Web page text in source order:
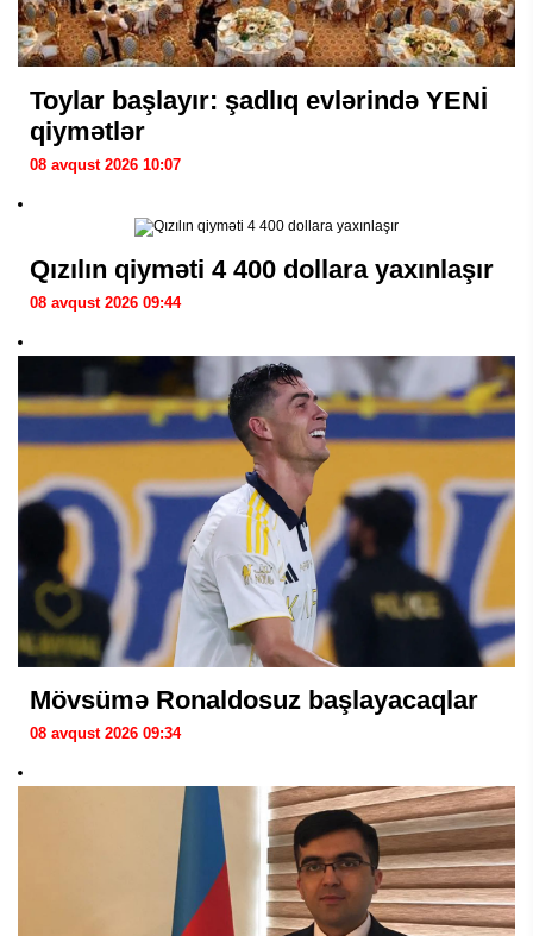
Toylar başlayır: şadlıq evlərində YENİ
qiymətlər
08 avqust 2026 10:07
Qızılın qiyməti 4 400 dollara yaxınlaşır
08 avqust 2026 09:44
Mövsümə Ronaldosuz başlayacaqlar
08 avqust 2026 09:34